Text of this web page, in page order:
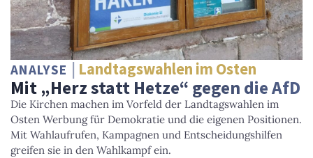
ANALYSE Landtagswahlen im Osten
Mit „Herz statt Hetze“ gegen die AfD
Die Kirchen machen im Vorfeld der Landtagswahlen im
Osten Werbung für Demokratie und die eigenen Positionen.
Mit Wahlaufrufen, Kampagnen und Entscheidungshilfen
greifen sie in den Wahlkampf ein.